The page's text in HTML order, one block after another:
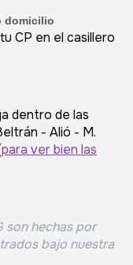
domicilio
CP en el casillero
dentro de las
- Alió - M.
ver bien las
son hechas por
bajo nuestra